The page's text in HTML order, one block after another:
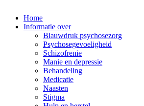
Main
Navigation
Home
Informatie over
Blauwdruk psychosezorg
Psychosegevoeligheid
Schizofrenie
Manie en depressie
Behandeling
Medicatie
Naasten
Stigma